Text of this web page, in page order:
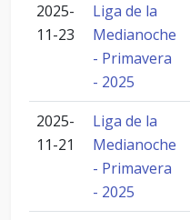
2025-
11-23
Liga de la
Medianoche
- Primavera
- 2025
2025-
11-21
Liga de la
Medianoche
- Primavera
- 2025